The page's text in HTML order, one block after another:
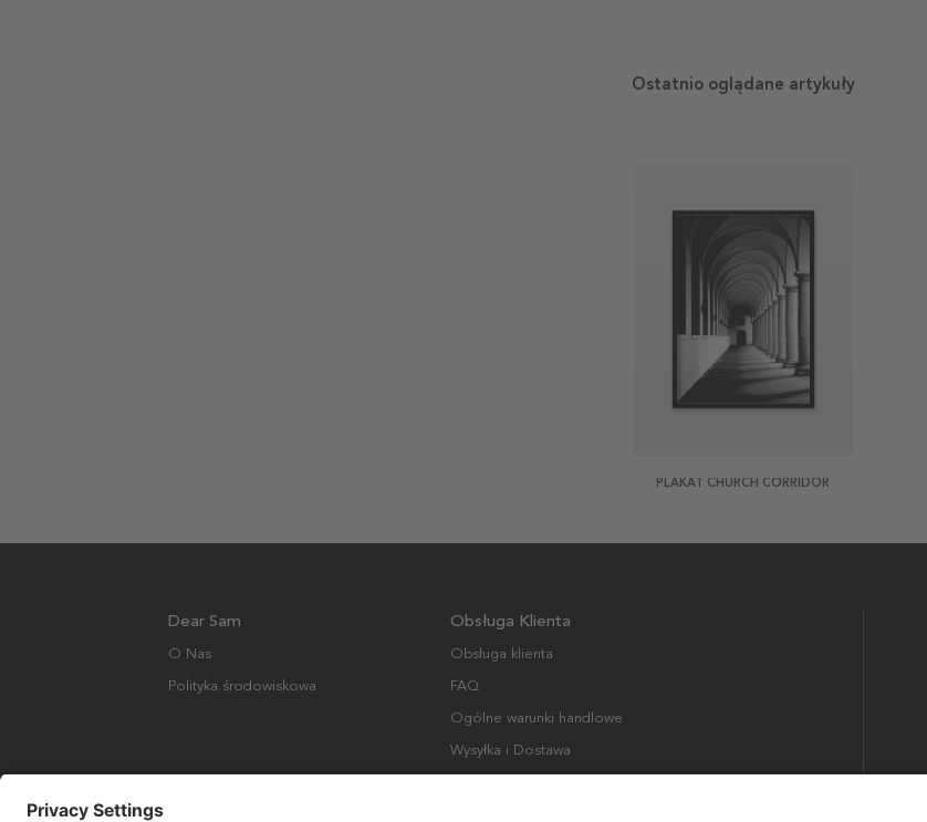
Ostatnio oglądane artykuły
PLAKAT CHURCH CORRIDOR
Dear Sam
O Nas
Polityka środowiskowa
Obsługa Klienta
Obsługa klienta
FAQ
Ogólne warunki handlowe
Wysyłka i Dostawa